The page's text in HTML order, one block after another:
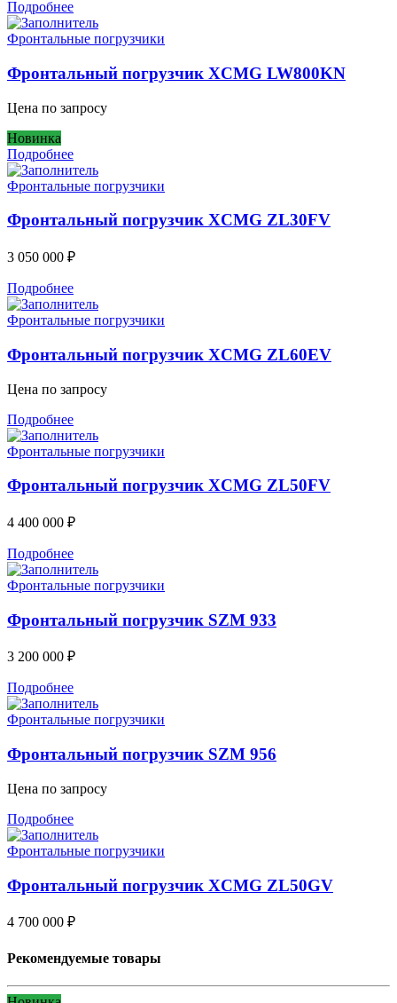
Подробнее
Фронтальные погрузчики
Фронтальный погрузчик XCMG LW800KN
Цена по запросу
Новинка
Подробнее
Фронтальные погрузчики
Фронтальный погрузчик XCMG ZL30FV
3 050 000 ₽
Подробнее
Фронтальные погрузчики
Фронтальный погрузчик XCMG ZL60EV
Цена по запросу
Подробнее
Фронтальные погрузчики
Фронтальный погрузчик XCMG ZL50FV
4 400 000 ₽
Подробнее
Фронтальные погрузчики
Фронтальный погрузчик SZM 933
3 200 000 ₽
Подробнее
Фронтальные погрузчики
Фронтальный погрузчик SZM 956
Цена по запросу
Подробнее
Фронтальные погрузчики
Фронтальный погрузчик XCMG ZL50GV
4 700 000 ₽
Рекомендуемые товары